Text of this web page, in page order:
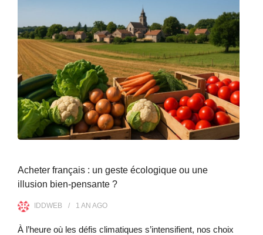
Acheter français : un geste écologique ou une
illusion bien-pensante ?
IDDWEB 1 AN AGO
À l’heure où les défis climatiques s’intensifient, nos choix